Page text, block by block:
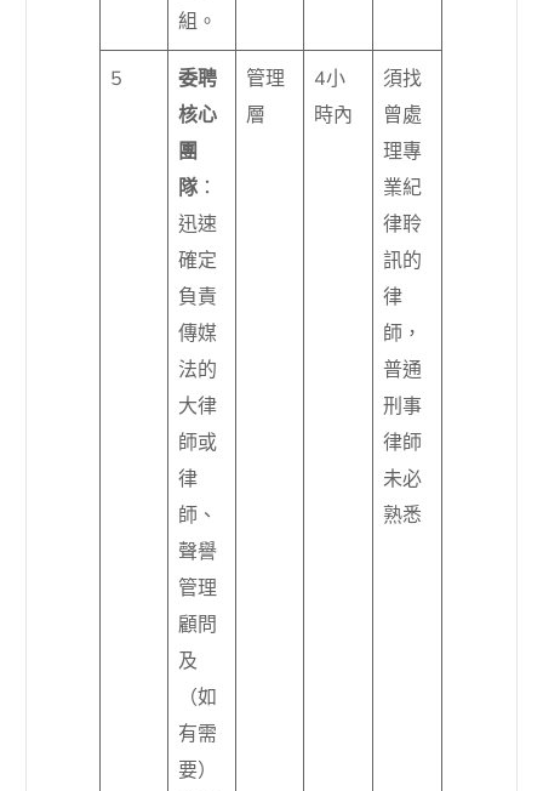
組。
5
委聘
核心
團
隊：
迅速
確定
負責
傳媒
法的
大律
師或
律
師、
聲譽
管理
顧問
及
（如
有需
要）
管理
層
4小
時內
須找
曾處
理專
業紀
律聆
訊的
律
師，
普通
刑事
律師
未必
熟悉